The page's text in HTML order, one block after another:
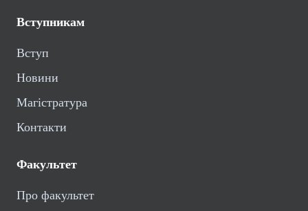
Вступникам
Вступ
Новини
Магістратура
Контакти
Факультет
Про факультет